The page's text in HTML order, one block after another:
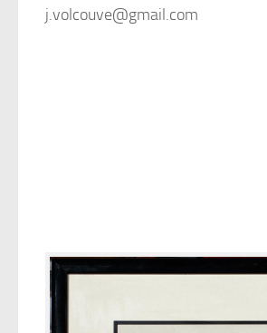
j.volcouve@gmail.com